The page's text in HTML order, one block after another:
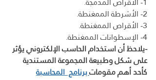
2- الأشرطة الممغنطة.
3- الأقراص الممغنطة.
4- الإسطوانات الممغنطة.
-يلاحظ أن استخدام الحاسب الإلكتروني يؤثر
على شكل وطبيعة المجموعة المستندية
كأحد أهم مقومات برنامج  المحاسبة